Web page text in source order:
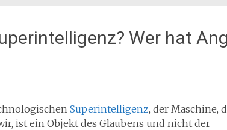
Wer hat
Superintelligenz, der Maschine,
ist ein Objekt des Glaubens und nicht der